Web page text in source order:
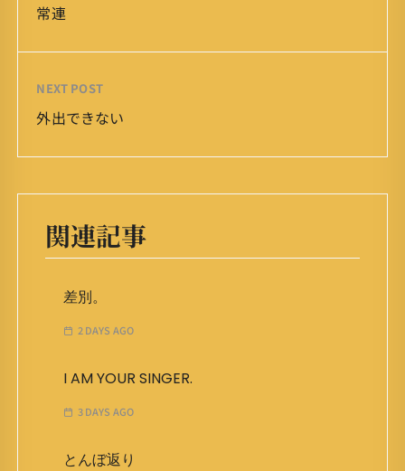
常連
NEXT POST
外出できない
関連記事
差別。
2 DAYS AGO
I AM YOUR SINGER.
3 DAYS AGO
とんぼ返り